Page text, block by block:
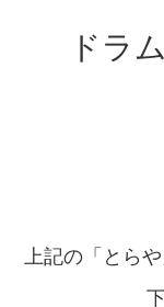
ドラ
上記の「とら